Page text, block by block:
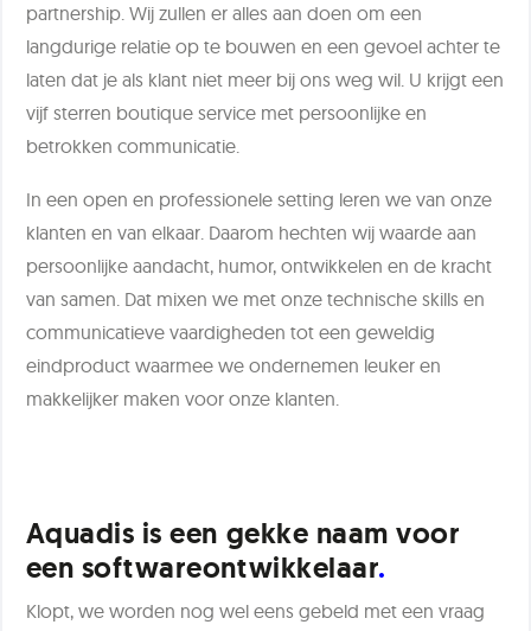
partnership. Wij zullen er alles aan doen om een
langdurige relatie op te bouwen en een gevoel achter te
laten dat je als klant niet meer bij ons weg wil. U krijgt een
vijf sterren boutique service met persoonlijke en
betrokken communicatie.
In een open en professionele setting leren we van onze
klanten en van elkaar. Daarom hechten wij waarde aan
persoonlijke aandacht, humor, ontwikkelen en de kracht
van samen. Dat mixen we met onze technische skills en
communicatieve vaardigheden tot een geweldig
eindproduct waarmee we ondernemen leuker en
makkelijker maken voor onze klanten.
Aquadis is een gekke naam voor
een softwareontwikkelaar
Klopt, we worden nog wel eens gebeld met een vraag